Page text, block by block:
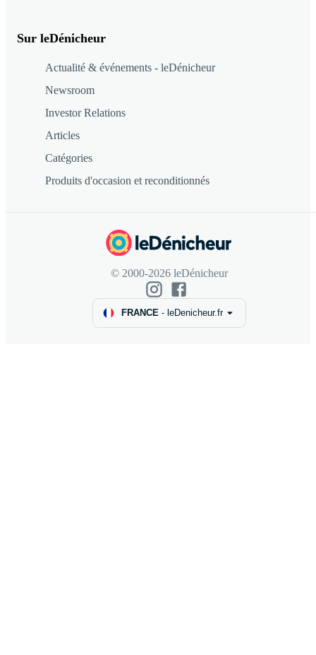
Sur leDénicheur
Actualité & événements - leDénicheur
Newsroom
Investor Relations
Articles
Catégories
Produits d'occasion et reconditionnés
© 2000-2026 leDénicheur
FRANCE - leDenicheur.fr